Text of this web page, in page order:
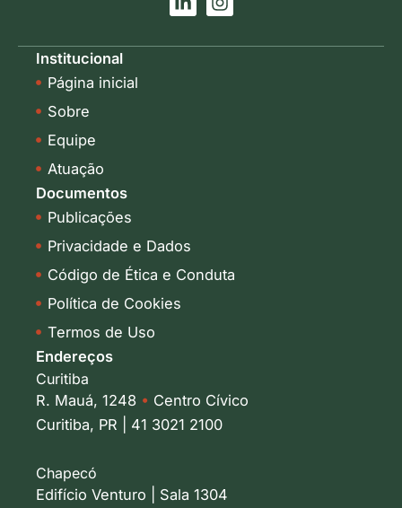
i
k
n
t
Institucional
Página inicial
Sobre
Equipe
Atuação
Documentos
Publicações
Privacidade e Dados
Código de Ética e Conduta
Política de Cookies
Termos de Uso
Endereços
Curitiba
R. Mauá, 1248 • Centro Cívico
Curitiba, PR | 41 3021 2100
Chapecó
Edifício Venturo | Sala 1304